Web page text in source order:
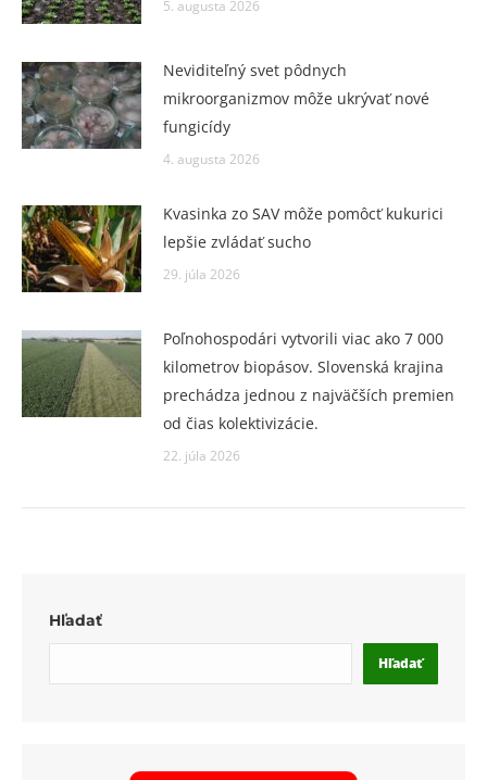
5. augusta 2026
Neviditeľný svet pôdnych
mikroorganizmov môže ukrývať nové
fungicídy
4. augusta 2026
Kvasinka zo SAV môže pomôcť kukurici
lepšie zvládať sucho
29. júla 2026
Poľnohospodári vytvorili viac ako 7 000
kilometrov biopásov. Slovenská krajina
prechádza jednou z najväčších premien
od čias kolektivizácie.
22. júla 2026
Hľadať
Hľadať